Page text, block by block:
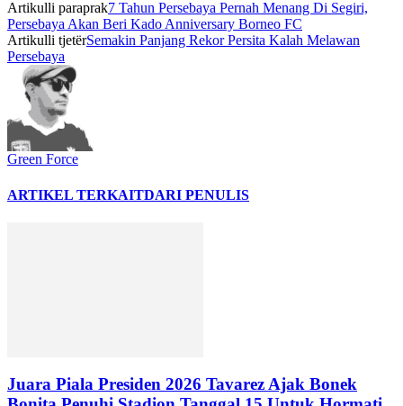
Artikulli paraprak7 Tahun Persebaya Pernah Menang Di Segiri,
Persebaya Akan Beri Kado Anniversary Borneo FC
Artikulli tjetërSemakin Panjang Rekor Persita Kalah Melawan
Persebaya
Green Force
ARTIKEL TERKAITDARI PENULIS
Juara Piala Presiden 2026 Tavarez Ajak Bonek